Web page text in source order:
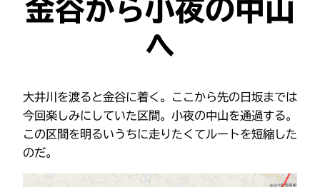
金谷から小夜の中山
へ
大井川を渡ると金谷に着く。ここから先の日坂までは
今回楽しみにしていた区間。小夜の中山を通過する。
この区間を明るいうちに走りたくてルートを短縮した
のだ。